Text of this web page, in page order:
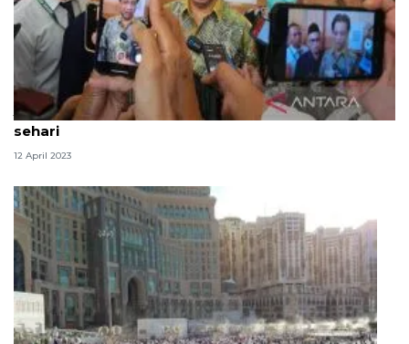
Jamaah haji 2023 dipastikan dapat makan tiga kali
sehari
12 April 2023